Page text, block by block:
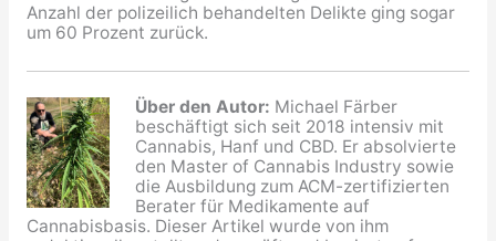
Anzahl der polizeilich behandelten Delikte ging sogar
um 60 Prozent zurück.
Über den Autor: Michael Färber
beschäftigt sich seit 2018 intensiv mit
Cannabis, Hanf und CBD. Er absolvierte
den Master of Cannabis Industry sowie
die Ausbildung zum ACM-zertifizierten
Berater für Medikamente auf
Cannabisbasis. Dieser Artikel wurde von ihm